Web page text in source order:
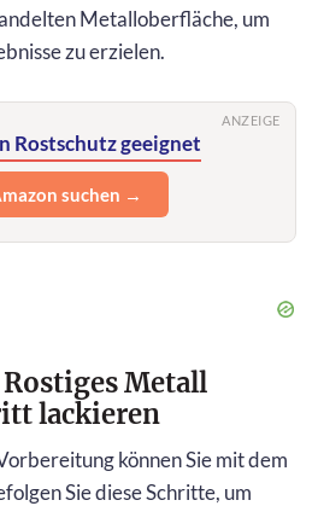
Metalloberfläche, um
zu erzielen.
ANZEIGE
Rostschutz geeignet
suchen →
Metall
lackieren
können Sie mit dem
Sie diese Schritte, um